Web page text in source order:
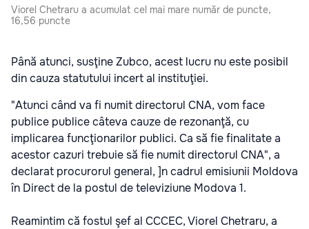
Viorel Chetraru a acumulat cel mai mare număr de puncte,
16,56 puncte
Până atunci, susţine Zubco, acest lucru nu este posibil
din cauza statutului incert al instituţiei.
"Atunci când va fi numit directorul CNA, vom face
publice publice câteva cauze de rezonanţă, cu
implicarea funcţionarilor publici. Ca să fie finalitate a
acestor cazuri trebuie să fie numit directorul CNA", a
declarat procurorul general, ]n cadrul emisiunii Moldova
în Direct de la postul de televiziune Modova 1.
Reamintim că fostul şef al CCCEC, Viorel Chetraru, a